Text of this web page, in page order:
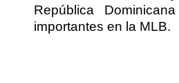
República
importantes en la MLB.